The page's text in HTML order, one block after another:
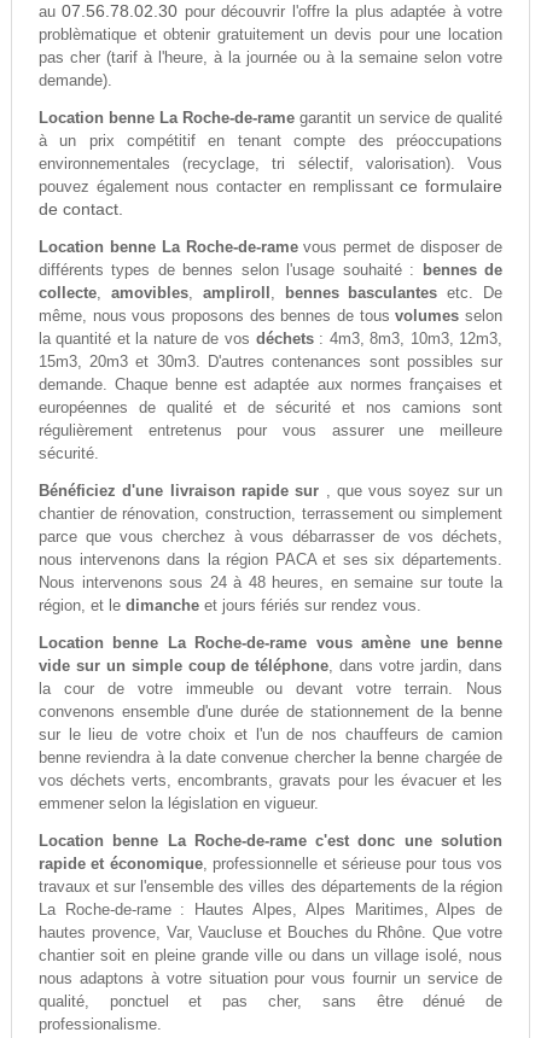
au07.56.78.02.30 pour découvrir l'offre la plus adaptée à votre
problèmatique et obtenir gratuitement un devis pour une location
pas cher (tarif à l'heure, à la journée ou à la semaine selon votre
demande).
Location benne La Roche-de-rame garantit un service de qualité
à un prix compétitif en tenant compte des préoccupations
environnementales (recyclage, tri sélectif, valorisation). Vous
pouvez également nous contacter en remplissantce formulaire
de contact.
Location benne La Roche-de-ramevous permet de disposer de
différents types de bennes selon l'usage souhaité :
bennes de
collecte, amovibles, ampliroll , bennes basculantes etc. De
même, nous vous proposons des bennes de tousvolumes selon
la quantité et la nature de vos déchets: 4m3, 8m3, 10m3, 12m3,
15m3, 20m3 et 30m3. D'autres contenances sont possibles sur
demande. Chaque benne est adaptée aux normes françaises et
européennes de qualité et de sécurité et nos camions sont
régulièrement entretenus pour vous assurer une meilleure
sécurité.
Bénéficiez d'une livraison rapide sur , que vous soyez sur un
chantier de rénovation, construction, terrassement ou simplement
parce que vous cherchez à vous débarrasser de vos déchets,
nous intervenons dans la région PACA et ses six départements.
Nous intervenons sous 24 à 48 heures, en semaine sur toute la
région, et le dimancheet jours fériés sur rendez vous.
Location benne La Roche-de-rame vous amène une benne
vide sur un simple coup de téléphone, dans votre jardin, dans
la cour de votre immeuble ou devant votre terrain. Nous
convenons ensemble d'une durée de stationnement de la benne
sur le lieu de votre choix et l'un de nos chauffeurs de camion
benne reviendra à la date convenue chercher la benne chargée de
vos déchets verts, encombrants, gravats pour les évacuer et les
emmener selon la législation en vigueur.
Location benne La Roche-de-rame c'est donc une solution
rapide et économique, professionnelle et sérieuse pour tous vos
travaux et sur l'ensemble des villes des départements de la région
La Roche-de-rame : Hautes Alpes, Alpes Maritimes, Alpes de
hautes provence, Var, Vaucluse et Bouches du Rhône. Que votre
chantier soit en pleine grande ville ou dans un village isolé, nous
nous adaptons à votre situation pour vous fournir un service de
qualité, ponctuel et pas cher, sans être dénué de
professionalisme.